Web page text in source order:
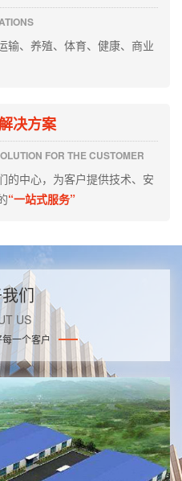
输、养殖、体育、健康、商业
决方案
FOR THE CUSTOMER
的中心，为客户提供技术、安
“一站式服务”
们
US
一个客户